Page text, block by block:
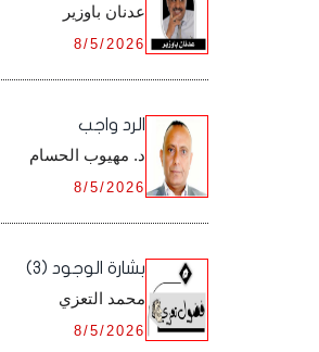
عدنان باوزير
8/5/2026
الرد واجب
د. مهيوب الحسام
8/5/2026
بشارة الوجود (3)
محمد التعزي
8/5/2026